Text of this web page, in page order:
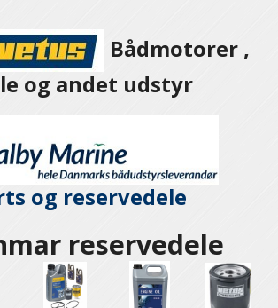
Bådmotorer ,
og andet udstyr
og reservedele
reservedele